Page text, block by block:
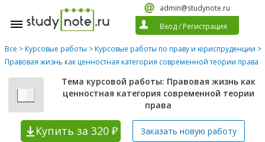
admin@studynote.ru
Вход/ Регистрация
Все >Курсовые работы >Курсовые работы по праву и юриспруденции >
Правовая жизнь как ценностная категория современной теории права
Тема курсовой работы: Правовая жизнь как
ценностная категория современной теории
права
Купить за 320 ₽ Заказать новую работу